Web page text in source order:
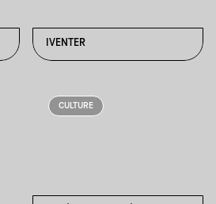
IVENTER
CULTURE